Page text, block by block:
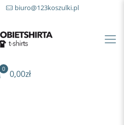
biuro@123koszulki.pl
0 0,00zł